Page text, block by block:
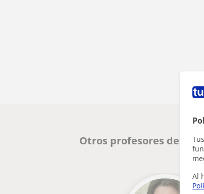
Al
Otros profesores de